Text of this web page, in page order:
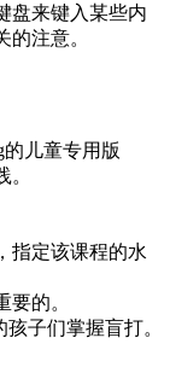
盘来键入某些内
注意。
的儿童专用版
指定该课程的水
的。
子们掌握盲打。